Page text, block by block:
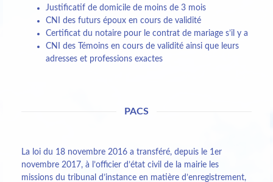
Justificatif de domicile de moins de 3 mois
CNI des futurs époux en cours de validité
Certificat du notaire pour le contrat de mariage s’il y a
CNI des Témoins en cours de validité ainsi que leurs
adresses et professions exactes
PACS
La loi du 18 novembre 2016 a transféré, depuis le 1er
novembre 2017, à l’officier d’état civil de la mairie les
missions du tribunal d’instance en matière d’enregistrement,